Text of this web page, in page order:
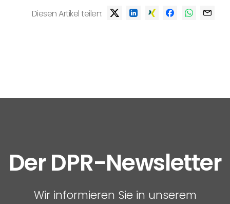
Diesen Artikel teilen:
Der DPR-Newsletter
Wir informieren Sie in unserem